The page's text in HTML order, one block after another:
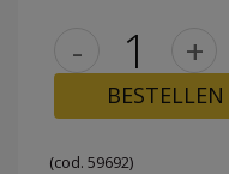
- +
BESTELLEN
(cod. 59692)